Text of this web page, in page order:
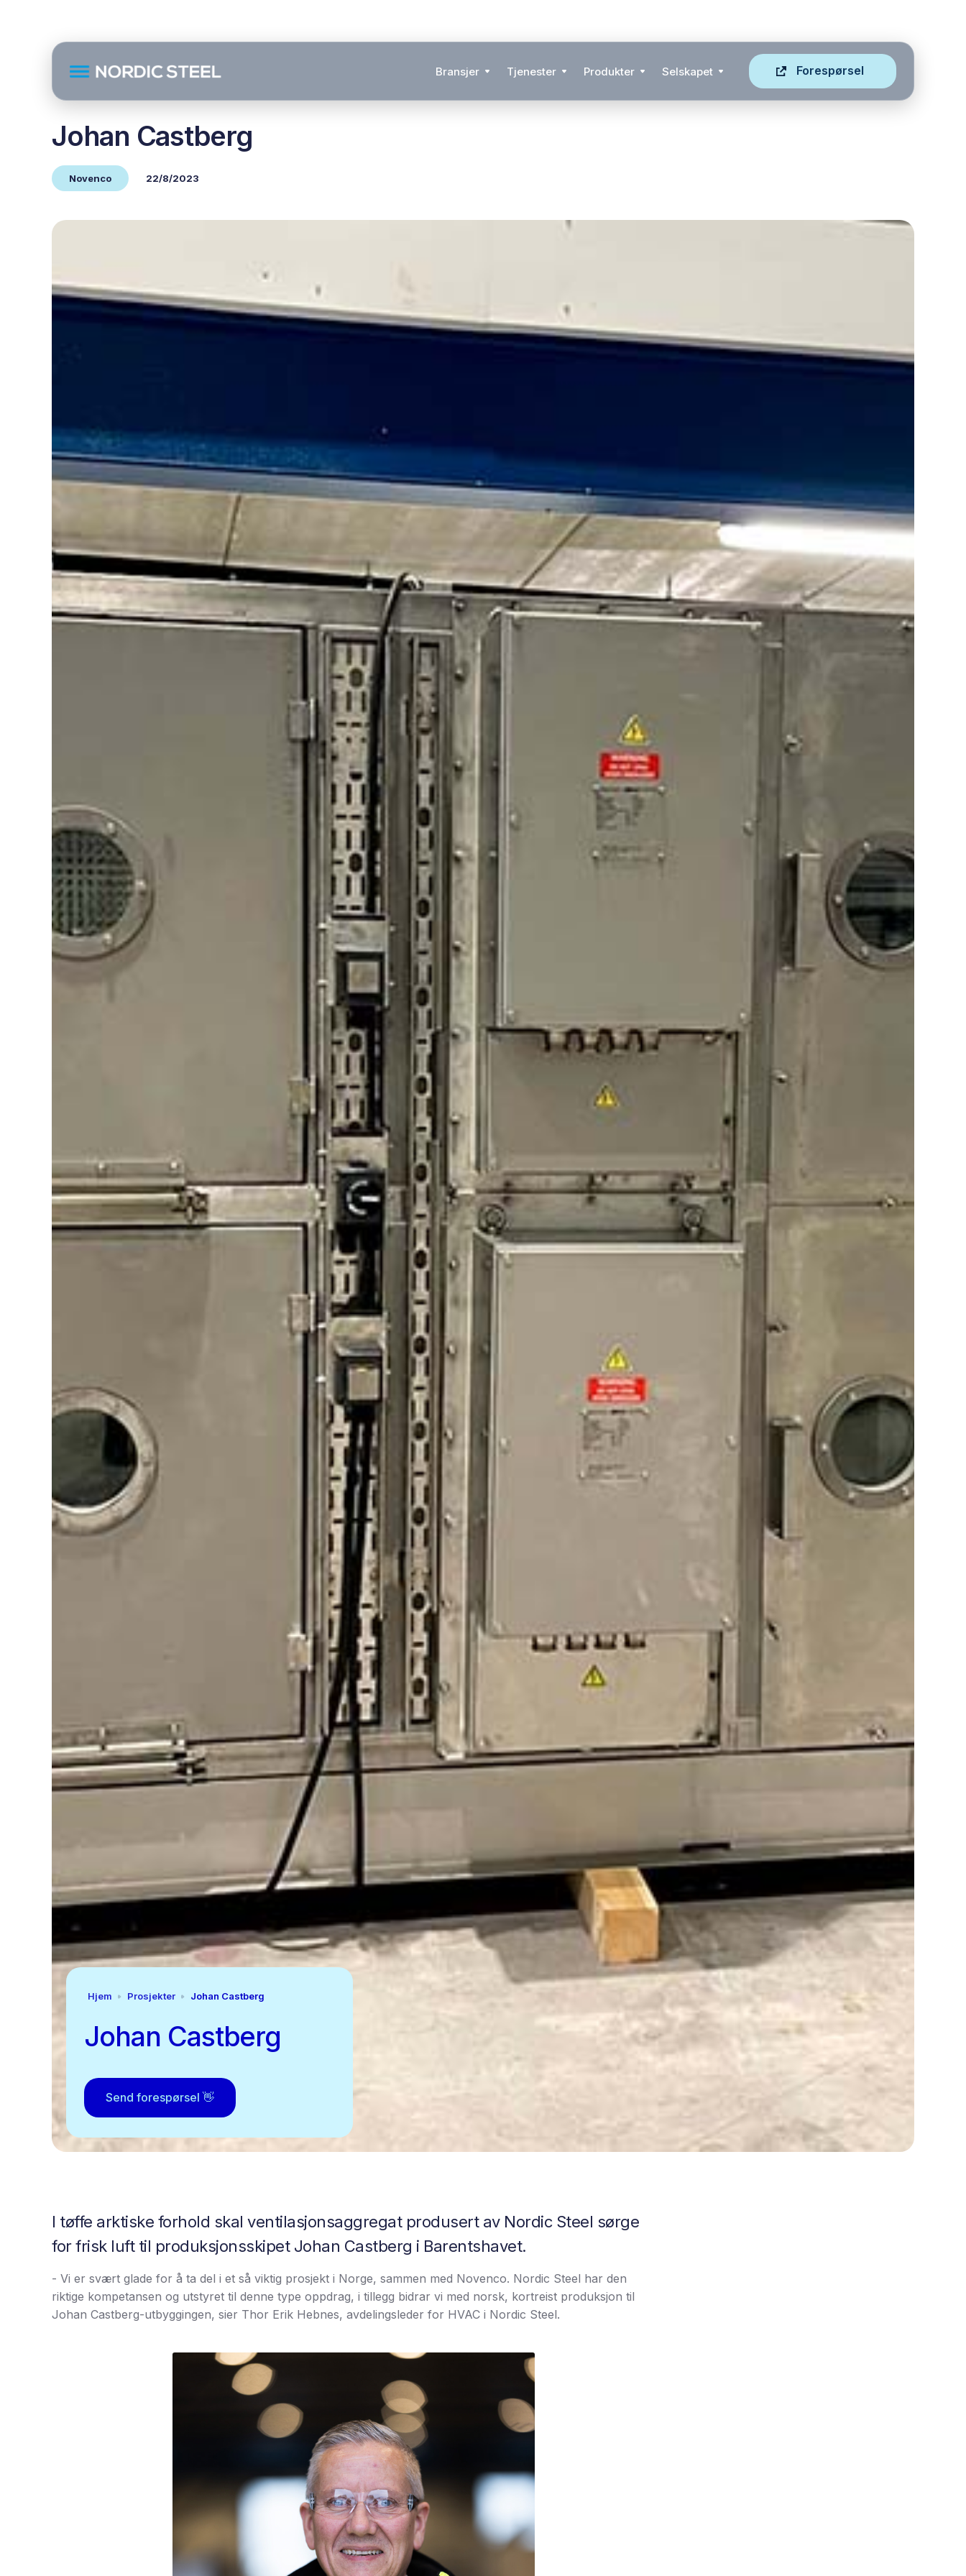
Bransjer Tjenester Produkter Selskapet Forespørsel
Johan Castberg
Novenco 22/8/2023
Hjem Prosjekter Johan Castberg
Johan Castberg
Send forespørsel 👋
I tøffe arktiske forhold skal ventilasjonsaggregat produsert av Nordic Steel sørge
for frisk luft til produksjonsskipet Johan Castberg i Barentshavet.
- Vi er svært glade for å ta del i et så viktig prosjekt i Norge, sammen med Novenco. Nordic Steel har den
riktige kompetansen og utstyret til denne type oppdrag, i tillegg bidrar vi med norsk, kortreist produksjon til
Johan Castberg-utbyggingen, sier Thor Erik Hebnes, avdelingsleder for HVAC i Nordic Steel.